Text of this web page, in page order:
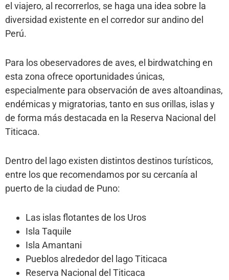
el viajero, al recorrerlos, se haga una idea sobre la
diversidad existente en el corredor sur andino del
Perú.
Para los obeservadores de aves, el birdwatching en
esta zona ofrece oportunidades únicas,
especialmente para observación de aves altoandinas,
endémicas y migratorias, tanto en sus orillas, islas y
de forma más destacada en la Reserva Nacional del
Titicaca.
Dentro del lago existen distintos destinos turísticos,
entre los que recomendamos por su cercanía al
puerto de la ciudad de Puno:
Las islas flotantes de los Uros
Isla Taquile
Isla Amantani
Pueblos alrededor del lago Titicaca
Reserva Nacional del Titicaca